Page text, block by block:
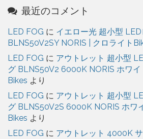
最近のコメント
LED FOG に イエロー光 超小型
BLNS50V2SY NORIS | クロライト
LED FOG に アウトレット 超小型
グ BLNS50V2 6000K NORIS ホワイ
Bikes より
LED FOG に アウトレット 超小型
グ BLNS50V2S 6000K NORIS ホワ
Bikes より
LED FOG に アウトレット 4000K